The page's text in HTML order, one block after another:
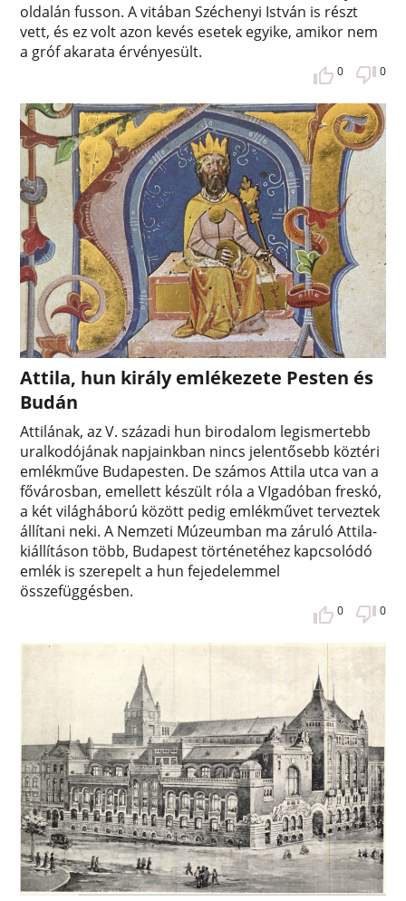
oldalán fusson. A vitában Széchenyi István is részt
vett, és ez volt azon kevés esetek egyike, amikor nem
a gróf akarata érvényesült.
0 0
Attila, hun király emlékezete Pesten és
Budán
Attilának, az V. századi hun birodalom legismertebb
uralkodójának napjainkban nincs jelentősebb köztéri
emlékműve Budapesten. De számos Attila utca van a
fővárosban, emellett készült róla a VIgadóban freskó,
a két világháború között pedig emlékművet terveztek
állítani neki. A Nemzeti Múzeumban ma záruló Attila-
kiállításon több, Budapest történetéhez kapcsolódó
emlék is szerepelt a hun fejedelemmel
összefüggésben.
0 0